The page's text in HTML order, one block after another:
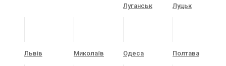
Луганськ Луцьк
Львів Миколаїв Одеса Полтава